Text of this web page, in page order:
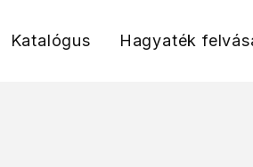
Katalógus Hagyaték